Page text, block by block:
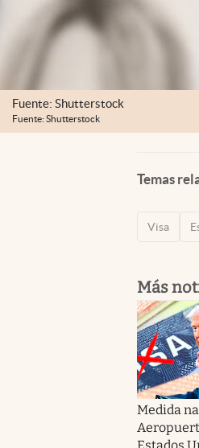
Fuente: Shutterstock
Fuente: Shutterstock
Temas
Visa
Más
Medida
Estados